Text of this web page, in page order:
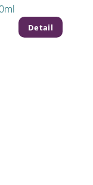
Detail